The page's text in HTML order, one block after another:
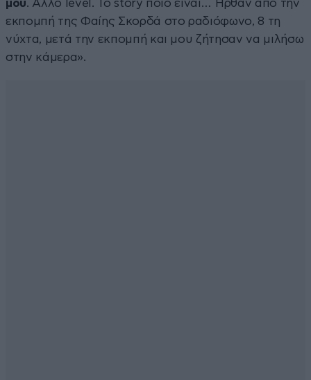
μου. Άλλο level. Το story ποιο είναι… Ήρθαν από την
εκπομπή της Φαίης Σκορδά στο ραδιόφωνο, 8 τη
νύχτα, μετά την εκπομπή και μου ζήτησαν να μιλήσω
στην κάμερα».